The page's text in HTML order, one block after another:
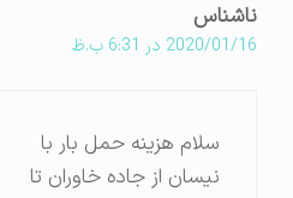
ناشناس
2020/01/16 در 6:31 ب.ظ
سلام هزینه حمل بار با
نیسان از جاده خاوران تا